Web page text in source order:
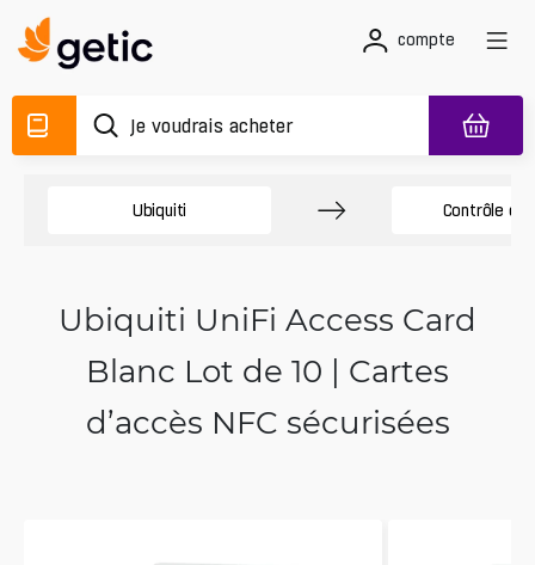
compte
Ubiquiti Contrôle
Ubiquiti UniFi Access Card
Blanc Lot de 10 | Cartes
d’accès NFC sécurisées